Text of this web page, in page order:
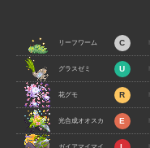
リーフワーム
グラスゼミ
花グモ
光合成オオスカ